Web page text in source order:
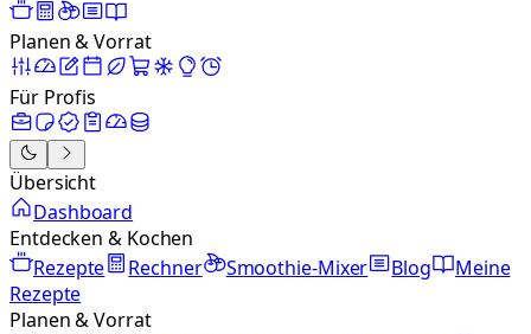
Planen & Vorrat
Für Profis
Übersicht
Dashboard
Entdecken & Kochen
Rezepte
Rechner Smoothie-Mixer Blog
Meine
Rezepte
Planen & Vorrat